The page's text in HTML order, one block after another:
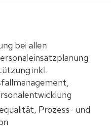
bei allen
inkl.
Prozess- und